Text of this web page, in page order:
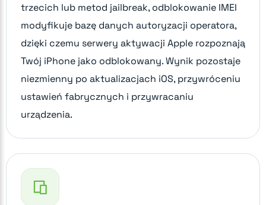
trzecich lub metod jailbreak, odblokowanie IMEI
modyfikuje bazę danych autoryzacji operatora,
dzięki czemu serwery aktywacji Apple rozpoznają
Twój iPhone jako odblokowany. Wynik pozostaje
niezmienny po aktualizacjach iOS, przywróceniu
ustawień fabrycznych i przywracaniu
urządzenia.